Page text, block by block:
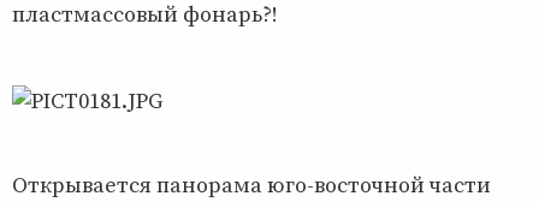
пластмассовый фонарь?!
Открывается панорама юго-восточной части